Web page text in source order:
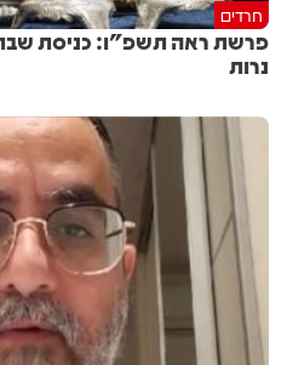
חרדים
פרשת ראה תשפ"ו: כניסת
נרות